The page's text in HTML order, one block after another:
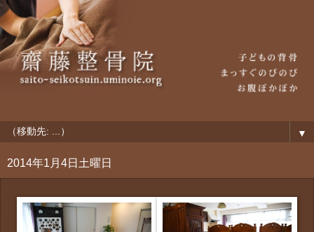
▼
2014年1月4日土曜日